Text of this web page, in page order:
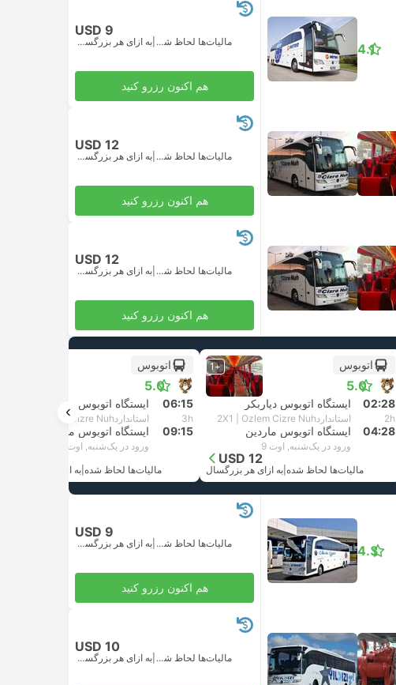
4.1
USD 9
مالیات‌ها لحاظ شده | به ازای هر بزرگسال
هم اکنون رزرو کنید
USD 12
مالیات‌ها لحاظ شده | به ازای هر بزرگسال
هم اکنون رزرو کنید
USD 12
مالیات‌ها لحاظ شده | به ازای هر بزرگسال
هم اکنون رزرو کنید
اتوبوس
5.0
+1
02:28 ایستگاه اتوبوس دیاربکر
2h استاندارد2X1 | Ozlem Cizre Nuh
04:28 ایستگاه اتوبوس ماردین
ورود در یک‌شنبه, اوت 9
USD 12
مالیات‌ها لحاظ شده به ازای هر بزرگسال
اتوبوس
5.0
06:15 ایستگاه اتوبوس دیاربکر
3h استاندارد2X1 | Ozlem Cizre Nuh
09:15 ایستگاه اتوبوس ماردین
ورود در یک‌شنبه, اوت 9
مالیات‌ها لحاظ شده به ازای هر بزرگسال
4.3
USD 9
مالیات‌ها لحاظ شده | به ازای هر بزرگسال
هم اکنون رزرو کنید
USD 10
مالیات‌ها لحاظ شده | به ازای هر بزرگسال